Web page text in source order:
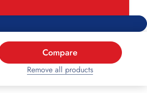
Compare
Remove all products